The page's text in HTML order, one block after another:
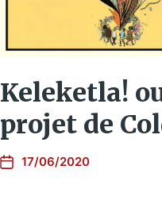
Keleketla!
projet de
17/06/2020